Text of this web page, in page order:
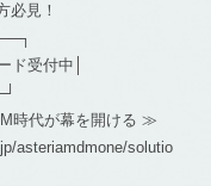
見！
受付中│
代が幕を開ける ≫
solutio